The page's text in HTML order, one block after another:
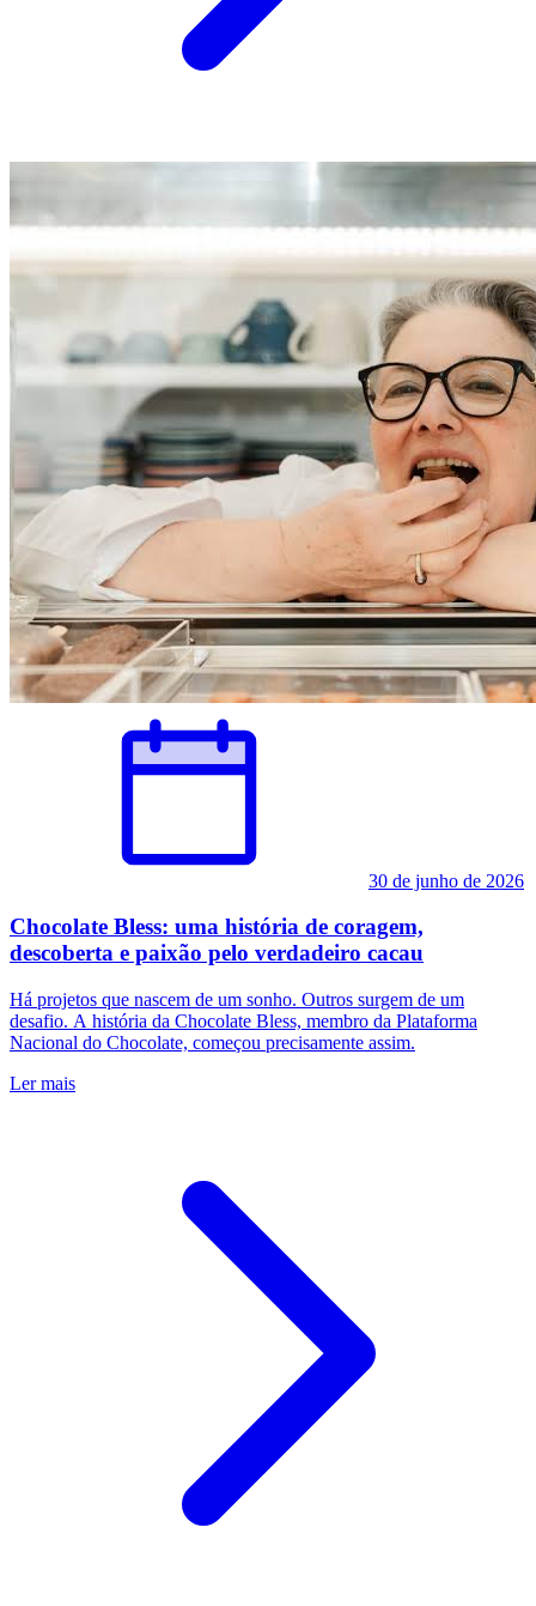
30 de junho de 2026
Chocolate Bless: uma história de coragem,
descoberta e paixão pelo verdadeiro cacau
Há projetos que nascem de um sonho. Outros surgem de um
desafio. A história da Chocolate Bless, membro da Plataforma
Nacional do Chocolate, começou precisamente assim.
Ler mais